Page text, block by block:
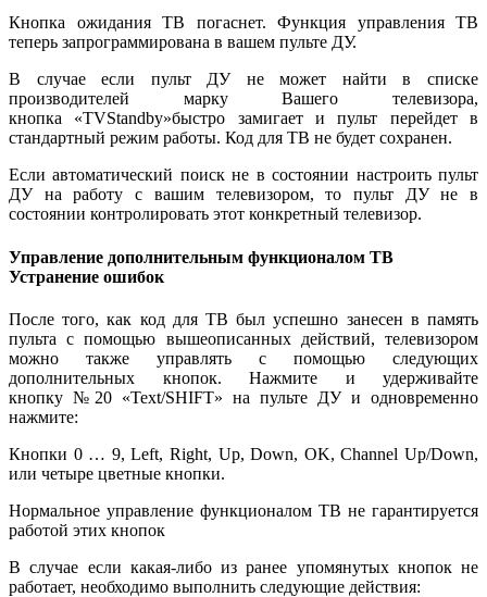
Кнопка ожидания ТВ погаснет. Функция управления ТВ
теперь запрограммирована в вашем пульте ДУ.
В случае если пульт ДУ не может найти в списке
производителей марку Вашего телевизора,
кнопка «TVStandby»быстро замигает и пульт перейдет в
стандартный режим работы. Код для ТВ не будет сохранен.
Если автоматический поиск не в состоянии настроить пульт
ДУ на работу с вашим телевизором, то пульт ДУ не в
состоянии контролировать этот конкретный телевизор.
Управление дополнительным функционалом ТВ
Устранение ошибок
После того, как код для ТВ был успешно занесен в память
пульта с помощью вышеописанных действий, телевизором
можно также управлять с помощью следующих
дополнительных кнопок. Нажмите и удерживайте
кнопку №20 «Text/SHIFT» на пульте ДУ и одновременно
нажмите:
Кнопки 0 … 9, Left, Right, Up, Down, OK, Channel Up/Down,
или четыре цветные кнопки.
Нормальное управление функционалом ТВ не гарантируется
работой этих кнопок
В случае если какая-либо из ранее упомянутых кнопок не
работает, необходимо выполнить следующие действия: